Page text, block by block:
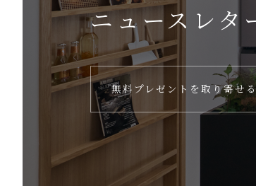
ニュースレタ
無料プレゼントを取り寄せ